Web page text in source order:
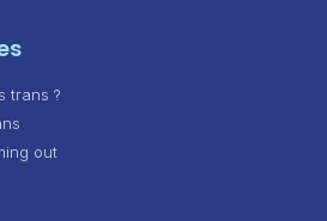
trans ?
out